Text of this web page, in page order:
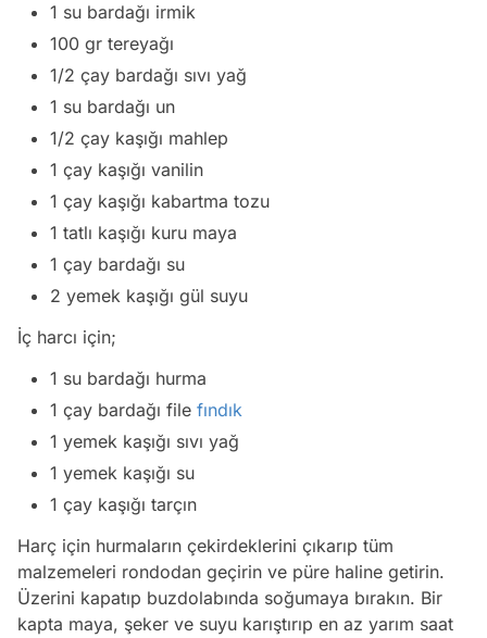
1 su bardağı irmik
100 gr tereyağı
1/2 çay bardağı sıvı yağ
1 su bardağı un
1/2 çay kaşığı mahlep
1 çay kaşığı vanilin
1 çay kaşığı kabartma tozu
1 tatlı kaşığı kuru maya
1 çay bardağı su
2 yemek kaşığı gül suyu
İç harcı için;
1 su bardağı hurma
1 çay bardağı file fındık
1 yemek kaşığı sıvı yağ
1 yemek kaşığı su
1 çay kaşığı tarçın
Harç için hurmaların çekirdeklerini çıkarıp tüm
malzemeleri rondodan geçirin ve püre haline getirin.
Üzerini kapatıp buzdolabında soğumaya bırakın. Bir
kapta maya, şeker ve suyu karıştırıp en az yarım saat